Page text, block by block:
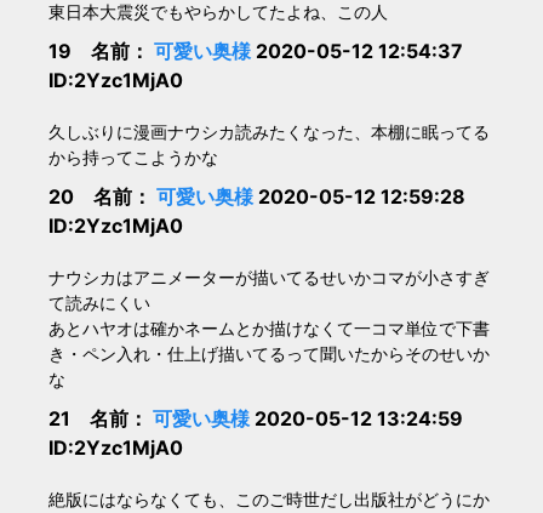
東日本大震災でもやらかしてたよね、この人
19 名前： 可愛い奥様2020-05-12 12:54:37
ID:2Yzc1MjA0
久しぶりに漫画ナウシカ読みたくなった、本棚に眠ってる
から持ってこようかな
20 名前： 可愛い奥様2020-05-12 12:59:28
ID:2Yzc1MjA0
ナウシカはアニメーターが描いてるせいかコマが小さすぎ
て読みにくい
あとハヤオは確かネームとか描けなくて一コマ単位で下書
き・ペン入れ・仕上げ描いてるって聞いたからそのせいか
な
21 名前： 可愛い奥様2020-05-12 13:24:59
ID:2Yzc1MjA0
絶版にはならなくても、このご時世だし出版社がどうにか